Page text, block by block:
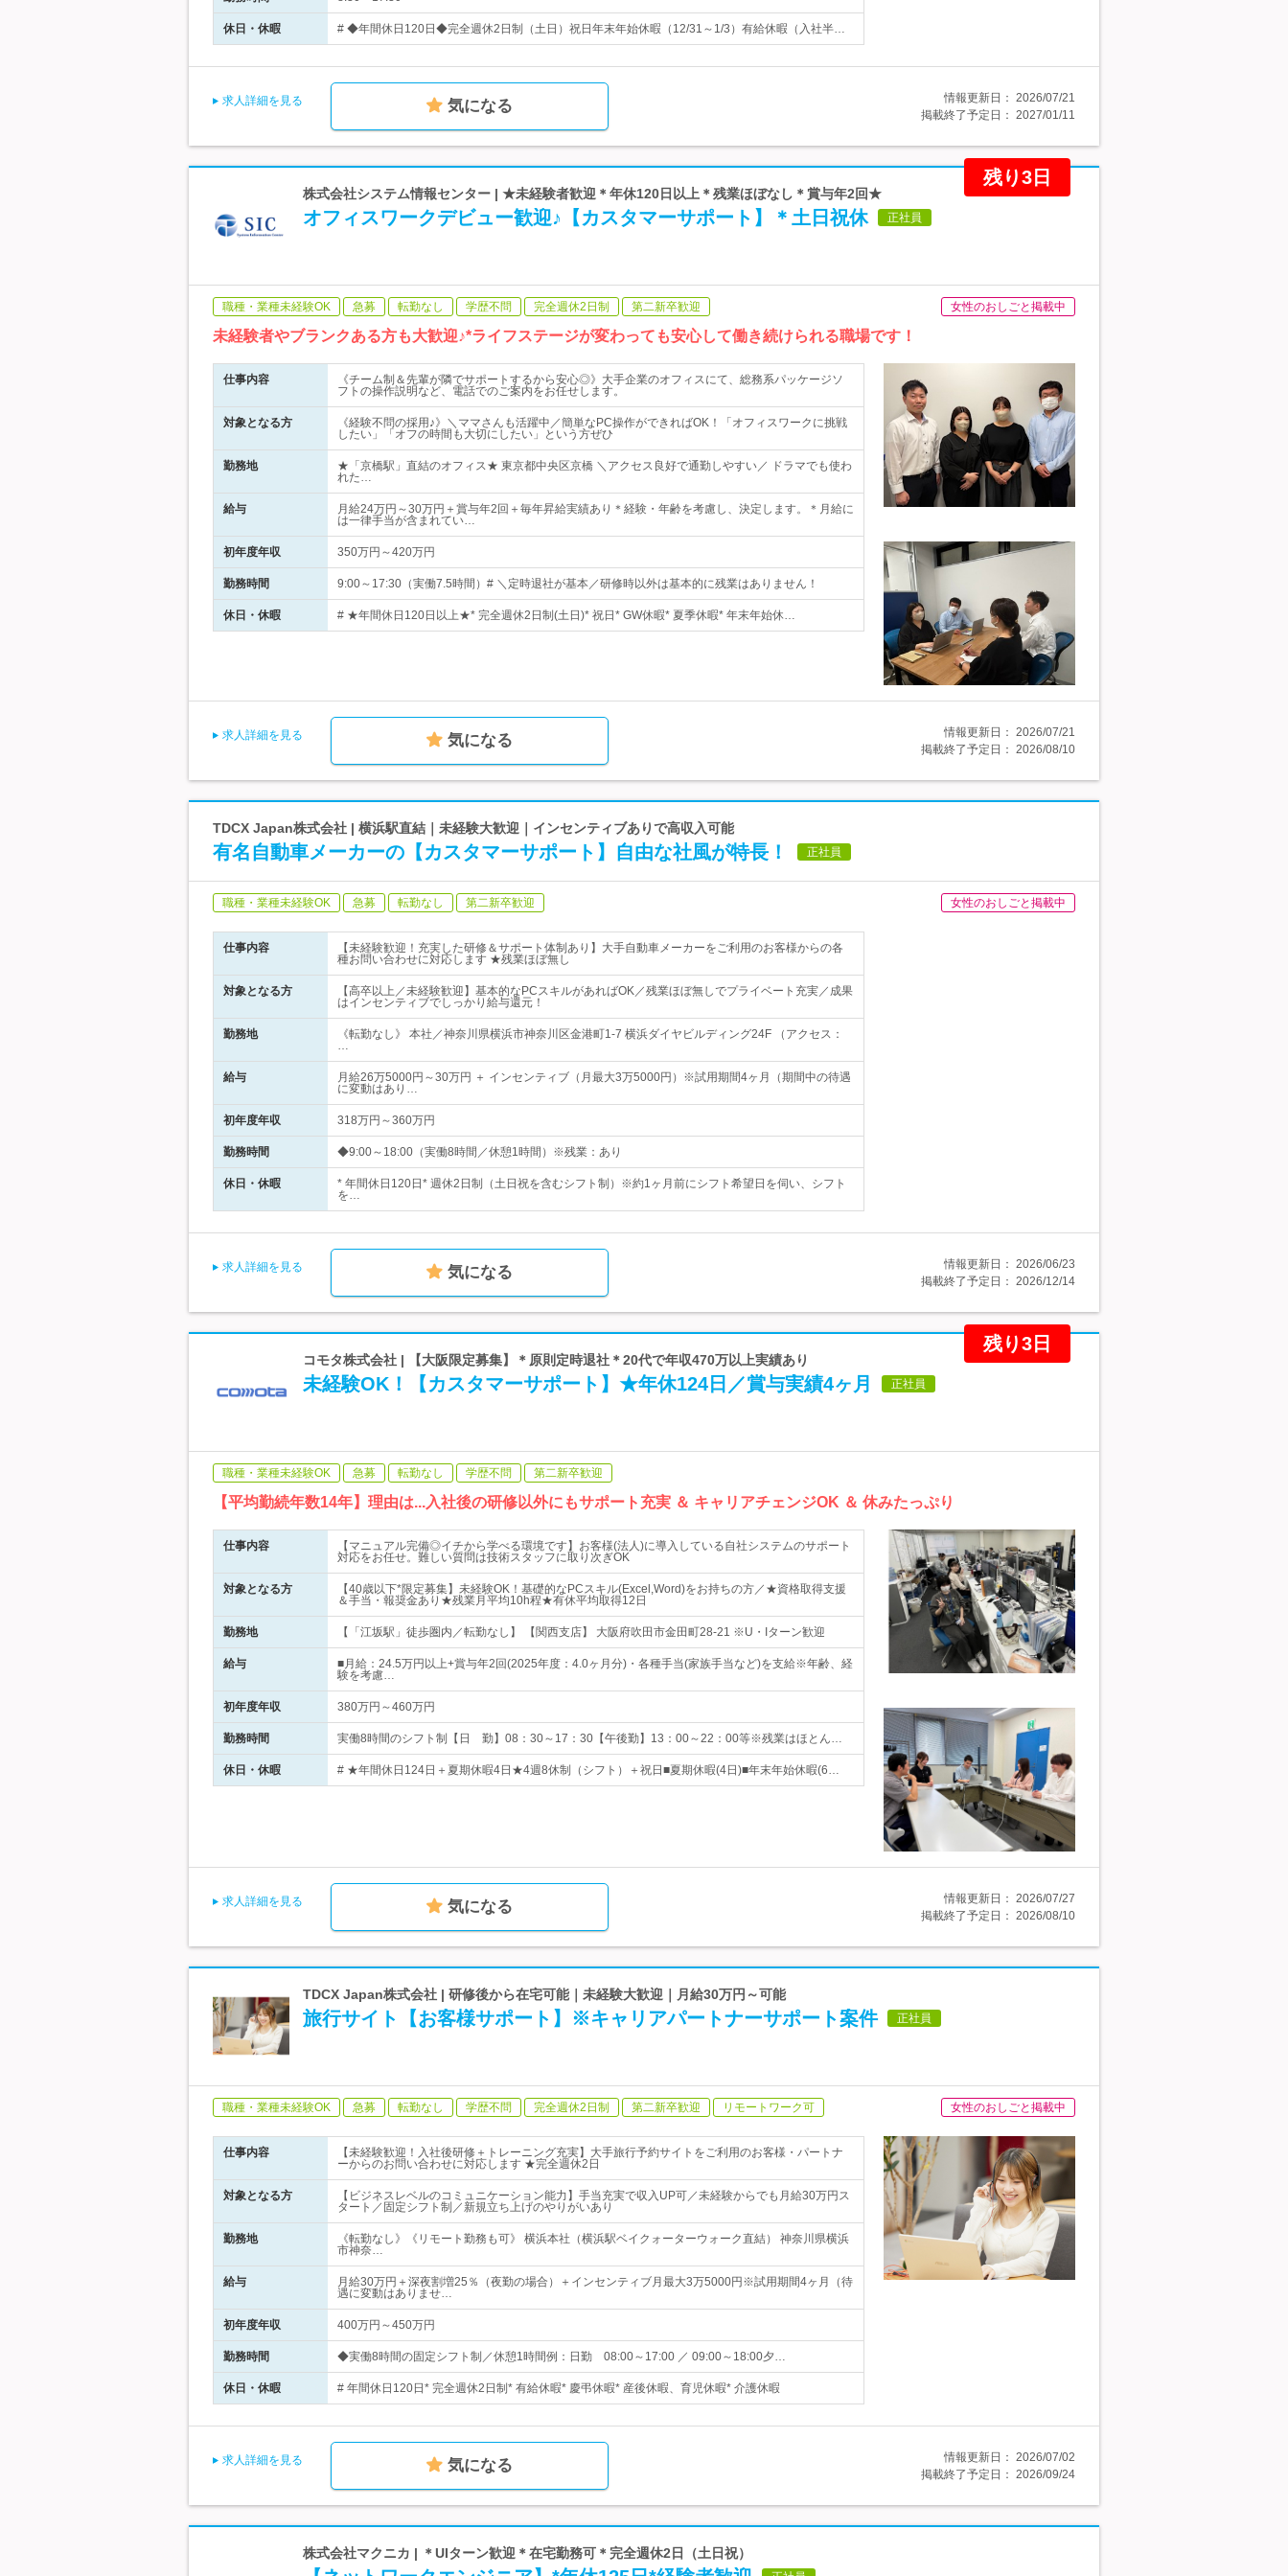
休日・休暇 # ◆年間休日120日◆完全週休2日制（土日）祝日年末年始休暇（12/31～1/3）有給休暇（入社半…
求人詳細を見る 気になる 情報更新日： 2026/07/21
掲載終了予定日： 2027/01/11
残り3日
株式会社システム情報センター | ★未経験者歓迎＊年休120日以上＊残業ほぼなし＊賞与年2回★
オフィスワークデビュー歓迎♪【カスタマーサポート】＊土日祝休 正社員
職種・業種未経験OK 急募 転勤なし 学歴不問 完全週休2日制 第二新卒歓迎 女性のおしごと掲載中
未経験者やブランクある方も大歓迎♪*ライフステージが変わっても安心して働き続けられる職場です！
仕事内容
《チーム制＆先輩が隣でサポートするから安心◎》大手企業のオフィスにて、総務系パッケージソ
フトの操作説明など、電話でのご案内をお任せします。
対象となる方
《経験不問の採用♪》＼ママさんも活躍中／簡単なPC操作ができればOK！「オフィスワークに挑戦
したい」「オフの時間も大切にしたい」という方ぜひ
勤務地
★「京橋駅」直結のオフィス★ 東京都中央区京橋 ＼アクセス良好で通勤しやすい／ ドラマでも使わ
れた…
給与
月給24万円～30万円＋賞与年2回＋毎年昇給実績あり＊経験・年齢を考慮し、決定します。＊月給に
は一律手当が含まれてい…
初年度年収 350万円～420万円
勤務時間 9:00～17:30（実働7.5時間）# ＼定時退社が基本／研修時以外は基本的に残業はありません！
休日・休暇 # ★年間休日120日以上★* 完全週休2日制(土日)* 祝日* GW休暇* 夏季休暇* 年末年始休…
求人詳細を見る 気になる 情報更新日： 2026/07/21
掲載終了予定日： 2026/08/10
TDCX Japan株式会社 | 横浜駅直結｜未経験大歓迎｜インセンティブありで高収入可能
有名自動車メーカーの【カスタマーサポート】自由な社風が特長！ 正社員
職種・業種未経験OK 急募 転勤なし 第二新卒歓迎 女性のおしごと掲載中
仕事内容
【未経験歓迎！充実した研修＆サポート体制あり】大手自動車メーカーをご利用のお客様からの各
種お問い合わせに対応します ★残業ほぼ無し
対象となる方
【高卒以上／未経験歓迎】基本的なPCスキルがあればOK／残業ほぼ無しでプライベート充実／成果
はインセンティブでしっかり給与還元！
勤務地
《転勤なし》 本社／神奈川県横浜市神奈川区金港町1-7 横浜ダイヤビルディング24F （アクセス：
…
給与
月給26万5000円～30万円 ＋ インセンティブ（月最大3万5000円）※試用期間4ヶ月（期間中の待遇
に変動はあり…
初年度年収 318万円～360万円
勤務時間 ◆9:00～18:00（実働8時間／休憩1時間）※残業：あり
休日・休暇
* 年間休日120日* 週休2日制（土日祝を含むシフト制）※約1ヶ月前にシフト希望日を伺い、シフト
を…
求人詳細を見る 気になる 情報更新日： 2026/06/23
掲載終了予定日： 2026/12/14
残り3日
コモタ株式会社 | 【大阪限定募集】＊原則定時退社＊20代で年収470万以上実績あり
未経験OK！【カスタマーサポート】★年休124日／賞与実績4ヶ月 正社員
職種・業種未経験OK 急募 転勤なし 学歴不問 第二新卒歓迎
【平均勤続年数14年】理由は...入社後の研修以外にもサポート充実 ＆ キャリアチェンジOK ＆ 休みたっぷり
仕事内容
【マニュアル完備◎イチから学べる環境です】お客様(法人)に導入している自社システムのサポート
対応をお任せ。難しい質問は技術スタッフに取り次ぎOK
対象となる方
【40歳以下*限定募集】未経験OK！基礎的なPCスキル(Excel,Word)をお持ちの方／★資格取得支援
＆手当・報奨金あり★残業月平均10h程★有休平均取得12日
勤務地 【「江坂駅」徒歩圏内／転勤なし】 【関西支店】 大阪府吹田市金田町28-21 ※U・Iターン歓迎
給与
■月給：24.5万円以上+賞与年2回(2025年度：4.0ヶ月分)・各種手当(家族手当など)を支給※年齢、経
験を考慮…
初年度年収 380万円～460万円
勤務時間 実働8時間のシフト制【日 勤】08：30～17：30【午後勤】13：00～22：00等※残業はほとん…
休日・休暇 # ★年間休日124日＋夏期休暇4日★4週8休制（シフト）＋祝日■夏期休暇(4日)■年末年始休暇(6…
求人詳細を見る 気になる 情報更新日： 2026/07/27
掲載終了予定日： 2026/08/10
TDCX Japan株式会社 | 研修後から在宅可能｜未経験大歓迎｜月給30万円～可能
旅行サイト【お客様サポート】※キャリアパートナーサポート案件 正社員
職種・業種未経験OK 急募 転勤なし 学歴不問 完全週休2日制 第二新卒歓迎 リモートワーク可 女性のおしごと掲載中
仕事内容
【未経験歓迎！入社後研修＋トレーニング充実】大手旅行予約サイトをご利用のお客様・パートナ
ーからのお問い合わせに対応します ★完全週休2日
対象となる方
【ビジネスレベルのコミュニケーション能力】手当充実で収入UP可／未経験からでも月給30万円ス
タート／固定シフト制／新規立ち上げのやりがいあり
勤務地
《転勤なし》《リモート勤務も可》 横浜本社（横浜駅ベイクォーターウォーク直結） 神奈川県横浜
市神奈…
給与
月給30万円＋深夜割増25％（夜勤の場合）＋インセンティブ月最大3万5000円※試用期間4ヶ月（待
遇に変動はありませ…
初年度年収 400万円～450万円
勤務時間 ◆実働8時間の固定シフト制／休憩1時間例：日勤 08:00～17:00 ／ 09:00～18:00夕…
休日・休暇 # 年間休日120日* 完全週休2日制* 有給休暇* 慶弔休暇* 産後休暇、育児休暇* 介護休暇
求人詳細を見る 気になる 情報更新日： 2026/07/02
掲載終了予定日： 2026/09/24
株式会社マクニカ | ＊UIターン歓迎＊在宅勤務可＊完全週休2日（土日祝）